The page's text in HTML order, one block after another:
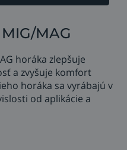
MAG
horáka zlepšuje
a zvyšuje komfort
horáka sa vyrábajú v
od aplikácie a